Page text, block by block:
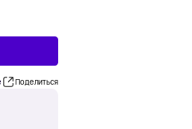
Поделиться